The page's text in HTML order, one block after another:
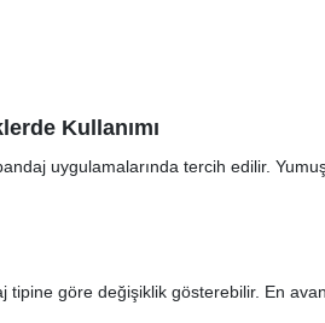
Kullanımı
uygulamalarında tercih edilir.
tipine göre değişiklik gösterebilir. En